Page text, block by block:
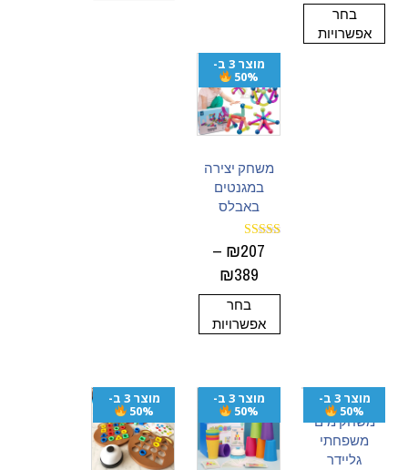
בחר
אפשרויות
מוצר 3 ב-
50%
משחק יצירה
במגנטים
באבלס
דורג
5.00
מתוך 5
₪207
–
₪389
בחר
אפשרויות
מוצר 3 ב-
50%
משחק מים
משפחתי
גליידר
מוצר 3 ב-
50%
מוצר 3 ב-
50%